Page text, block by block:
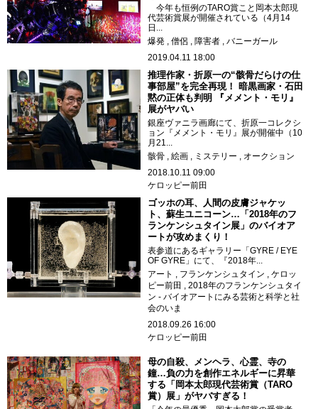
今年も恒例のTARO賞こと岡本太郎現
代芸術賞展が開催されている（4月14
日...
爆発
僧侶 障害者
バニーガール
2019.04.11 18:00
推理作家・折原一の“骸骨だらけの仕
事部屋”を完全再現！ 暗黒画家・石田
黙の正体も判明 『メメント・モリ』
展がヤバい
銀座ヴァニラ画廊にて、折原一コレクシ
ョン『メメント・モリ』展が開催中（10
月21...
骸骨
絵画 ミステリー
オークション
2018.10.11 09:00
ケロッピー前田
ゴッホの耳、人間の皮膚ジャケッ
ト、蘇生ユニコーン…「2018年のフ
ランケンシュタイン展」のバイオア
ートが攻めまくり！
表参道にあるギャラリー「GYRE / EYE
OF GYRE」にて、『2018年...
アート
フランケンシュタイン
ケロッ
ピー前田
2018年のフランケンシュタイ
ン - バイオアートにみる芸術と科学と社
会のいま
2018.09.26 16:00
ケロッピー前田
母の自殺、メンヘラ、心霊、寺の
鐘…負の力を創作エネルギーに昇華
する「岡本太郎現代芸術賞（TARO
賞）展」がヤバすぎる！